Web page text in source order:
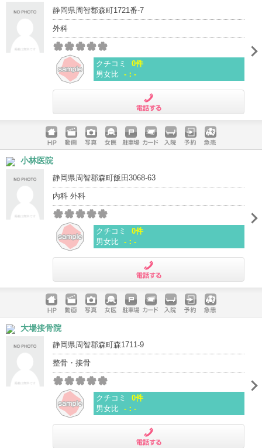
静岡県周智郡森町1721番-7
外科
クチコミ
0件
男女比 -：-
ホームペ
ージ
動画 写真 女医 駐車場
クレジッ
入院 予約 急患
小林医院
静岡県周智郡森町飯田3068-63
内科 外科
クチコミ
0件
男女比 -：-
ホームペ
ージ
動画 写真 女医 駐車場
クレジッ
入院 予約 急患
大場接骨院
静岡県周智郡森町森1711-9
整骨・接骨
クチコミ
0件
男女比 -：-